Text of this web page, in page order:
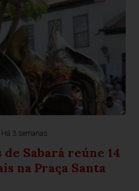
Há 3 semanas
Sabará reúne 14
na Praça Santa